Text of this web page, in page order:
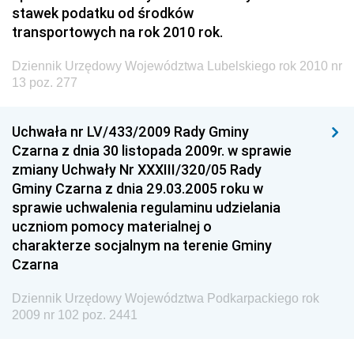
Środowiska
Dziennik Urzędowy Generalnej Dyrekcji Ochrony
Dziennik Urzędowy Ministerstwa Administracji,
Dziennik Urzędowy Ministerstwa Administracji i
Gospodarki Przestrzennej
Dziennik Urzędowy Unii Europejskiej, L
Dziennik Urzędowy Ministerstwa Komunikacji
Dziennik Urzędowy Ministerstwa Przemysłu
Chemicznego i Lekkiego
Dziennik Urzędowy Ministerstwa Rolnictwa i
Dziennik Urzędowy Ministra Rodziny, Pracy i Polityki
stawek podatku od środków
transportowych na rok 2010 rok.
Dziennik Urzędowy Województwa Lubelskiego rok 2010 nr
13 poz. 277
Uchwała nr LV/433/2009 Rady Gminy
Czarna z dnia 30 listopada 2009r. w sprawie
zmiany Uchwały Nr XXXIII/320/05 Rady
Gminy Czarna z dnia 29.03.2005 roku w
sprawie uchwalenia regulaminu udzielania
uczniom pomocy materialnej o
charakterze socjalnym na terenie Gminy
Czarna
Dziennik Urzędowy Województwa Podkarpackiego rok
2009 nr 102 poz. 2441